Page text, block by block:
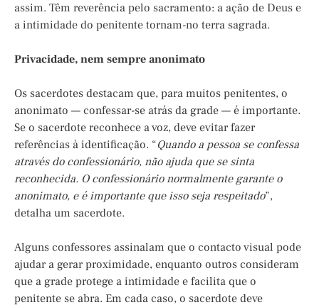
assim. Têm reverência pelo sacramento: a ação de Deus e
a intimidade do penitente tornam-no terra sagrada.
Privacidade, nem sempre anonimato
Os sacerdotes destacam que, para muitos penitentes, o
anonimato — confessar-se atrás da grade — é importante.
Se o sacerdote reconhece a voz, deve evitar fazer
referências à identificação. “Quando a pessoa se confessa
através do confessionário, não ajuda que se sinta
reconhecida. O confessionário normalmente garante o
anonimato, e é importante que isso seja respeitado”,
detalha um sacerdote.
Alguns confessores assinalam que o contacto visual pode
ajudar a gerar proximidade, enquanto outros consideram
que a grade protege a intimidade e facilita que o
penitente se abra. Em cada caso, o sacerdote deve